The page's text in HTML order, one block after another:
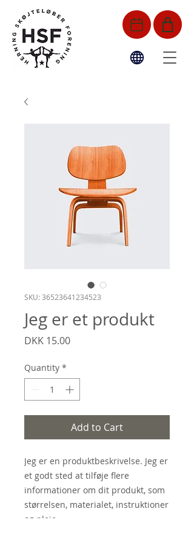
SKU: 36523641234523
Jeg er et produkt
DKK 15.00Price
Quantity *
Add to Cart
Jeg er en produktbeskrivelse. Jeg er
et godt sted at tilføje flere
informationer om dit produkt, som
størrelsen, materialet, instruktioner
og pleje.